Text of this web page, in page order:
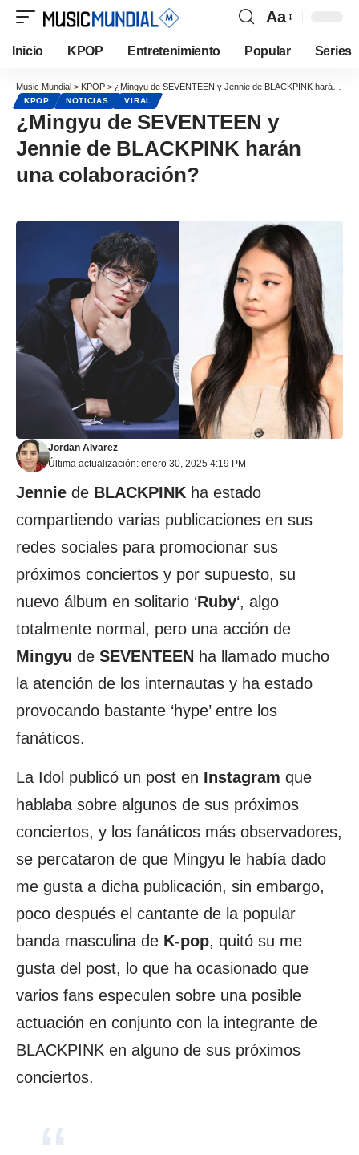
Aa
Inicio KPOP Entretenimiento Popular Series
Music Mundial > KPOP > ¿Mingyu de SEVENTEEN y Jennie de BLACKPINK harán una colaboración?
KPOP NOTICIAS VIRAL
¿Mingyu de SEVENTEEN y
Jennie de BLACKPINK harán
una colaboración?
Última actualización: enero 30, 2025 4:19 PM
Jordan Alvarez
Jennie de BLACKPINK ha estado
compartiendo varias publicaciones en sus
redes sociales para promocionar sus
próximos conciertos y por supuesto, su
nuevo álbum en solitario ‘Ruby‘, algo
totalmente normal, pero una acción de
Mingyu de SEVENTEEN ha llamado mucho
la atención de los internautas y ha estado
provocando bastante ‘hype’ entre los
fanáticos.
La Idol publicó un post en Instagram que
hablaba sobre algunos de sus próximos
conciertos, y los fanáticos más observadores,
se percataron de que Mingyu le había dado
me gusta a dicha publicación, sin embargo,
poco después el cantante de la popular
banda masculina de K-pop, quitó su me
gusta del post, lo que ha ocasionado que
varios fans especulen sobre una posible
actuación en conjunto con la integrante de
BLACKPINK en alguno de sus próximos
conciertos.